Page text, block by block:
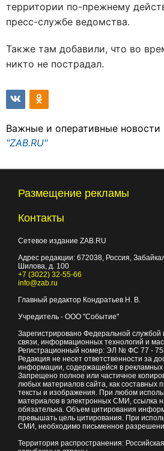
территории по-прежнему
пресс-службе ведомства.
Также там добавили, что во
никто не пострадал.
Важные и оперативные новости
"ZAB.RU"
Размещение рекламы
Контакты
Сетевое издание ZAB.RU
Адрес редакции: 672038, Россия,
Шилова, д. 100
+7 (3022) 32-55-66
info@zab.ru
Главный редактор Кондратьев Н. В.
Учредитель - ООО "Событие"
Зарегистрировано Федеральной службой
связи, информационных технологий и
Регистрационный номер: ЭЛ № ФС 77 -
Редакция не несет ответственности за
информации, содержащейся в рекламных
Запрещено полное или частичное
любых материалов сайта, как составных
тексты и изображения. При любом
материалов в электронных СМИ, ссылка
обязательна. Объем цитирования
превышать цель цитирования. При
СМИ, необходимо письменное
Территория распространения: